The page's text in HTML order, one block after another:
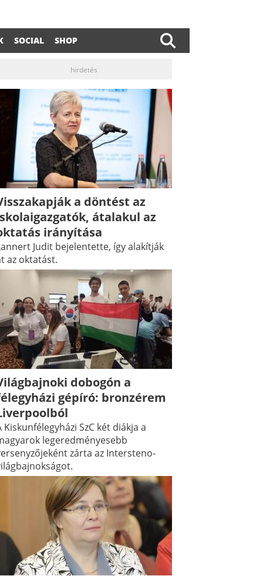
SOCIAL SHOP
hirdetés
a döntést az
átalakul az
irányítása
Judit bejelentette, így alakítják
az oktatást.
dobogón a
gépíró: bronzérem
Kiskunfélegyházi SzC két diákja a
legeredményesebb
zárta az Intersteno-